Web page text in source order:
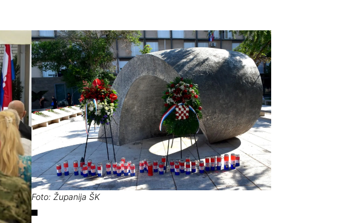
Foto: Županija ŠK